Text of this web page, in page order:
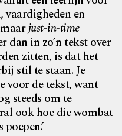
vaardigheden en
just-in-time
dan in zo’n tekst over
zitten, is dat het
stil te staan. Je
voor de tekst, want
steeds om te
ook hoe die wombat